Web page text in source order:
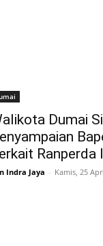
Dumai
Indra Jaya - Kamis, 25